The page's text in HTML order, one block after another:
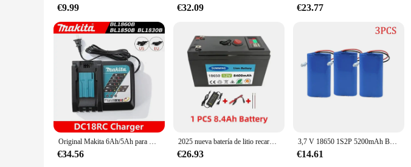
**Wholesale and Supplier Options**
lasting performance, it's a smart investment for businesses looking to cater to the growing demand
meet the demands of your customers, whether they're looking for a single replacement or a bulk
€9.99 €32.09 €23.77
Original Makita 6Ah/5Ah para Makita18V batería recargable BL1840 BL1830B BL1850B BL1850 BL1860 BL1815 batería de litio Rment
€34.56
2025 nueva batería de litio recargable 18650 12V 210Ah batería de numeración incorporada 5V 2.1A USB Android Apple puerto 12,6 V 3A cargador
€26.93
3,7 V 18650 1S2P 5200mAh Batería De Litio Amplificador Recargable Placa De Protección Del Altavoz + Enchufe De XH-2P
€14.61